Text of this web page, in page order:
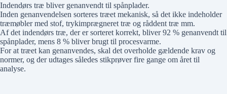
Indendørs træ bliver genanvendt til spånplader.
Inden genanvendelsen sorteres træet mekanisk, så det ikke indeholder
træmøbler med stof, trykimprægneret træ og råddent træ mm.
Af det indendørs træ, der er sorteret korrekt, bliver 92 % genanvendt til
spånplader, mens 8 % bliver brugt til procesvarme.
For at træet kan genanvendes, skal det overholde gældende krav og
normer, og der udtages således stikprøver fire gange om året til
analyse.